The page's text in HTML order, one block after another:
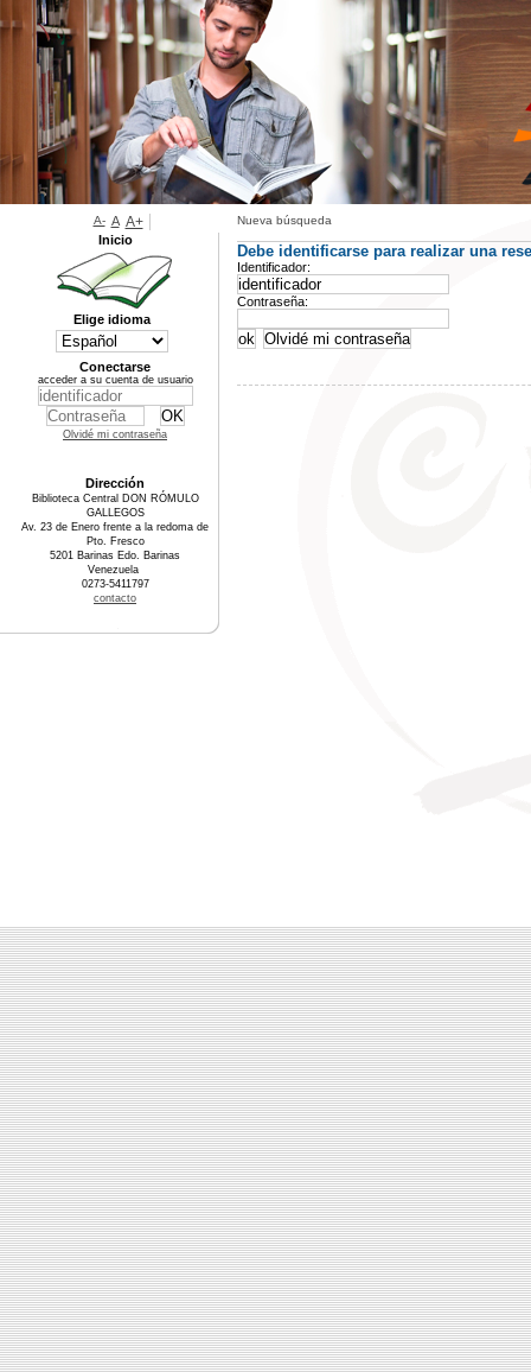
Nueva búsqueda
Debe identificarse para realizar una
Identificador:
Contraseña:
A- A A+
Inicio
Elige idioma
Conectarse
acceder a su cuenta de usuario
Olvidé mi contraseña
Dirección
Biblioteca Central DON RÓMULO
GALLEGOS
Av. 23 de Enero frente a la redoma de
Pto. Fresco
5201 Barinas Edo. Barinas
Venezuela
0273-5411797
contacto